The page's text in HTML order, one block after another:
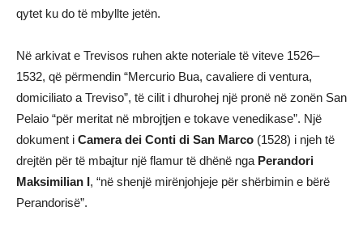
qytet ku do të mbyllte jetën.
Në arkivat e Trevisos ruhen akte noteriale të viteve 1526–
1532, që përmendin “Mercurio Bua, cavaliere di ventura,
domiciliato a Treviso”, të cilit i dhurohej një pronë në zonën San
Pelaio “për meritat në mbrojtjen e tokave venedikase”. Një
dokument i Camera dei Conti di San Marco (1528) i njeh të
drejtën për të mbajtur një flamur të dhënë nga Perandori
Maksimilian I, “në shenjë mirënjohjeje për shërbimin e bërë
Perandorisë”.